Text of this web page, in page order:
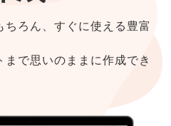
ろん、すぐに使える豊富
で思いのままに作成でき